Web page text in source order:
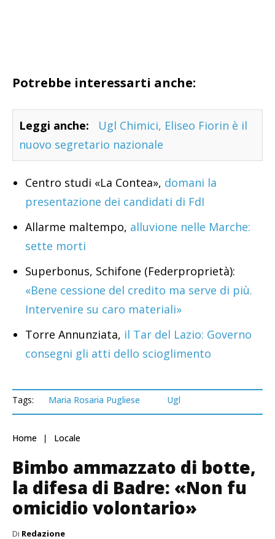
Potrebbe interessarti anche:
Leggi anche:
Ugl Chimici, Eliseo Fiorin è il
nuovo segretario nazionale
Centro studi «La Contea», domani la
presentazione dei candidati di FdI
Allarme maltempo, alluvione nelle Marche:
sette morti
Superbonus, Schifone (Federproprietà):
«Bene cessione del credito ma serve di più.
Intervenire su caro materiali»
Torre Annunziata, il Tar del Lazio: Governo
consegni gli atti dello scioglimento
Tags: Maria Rosaria Pugliese Ugl
Home Locale
Bimbo ammazzato di botte,
la difesa di Badre: «Non fu
omicidio volontario»
Di Redazione